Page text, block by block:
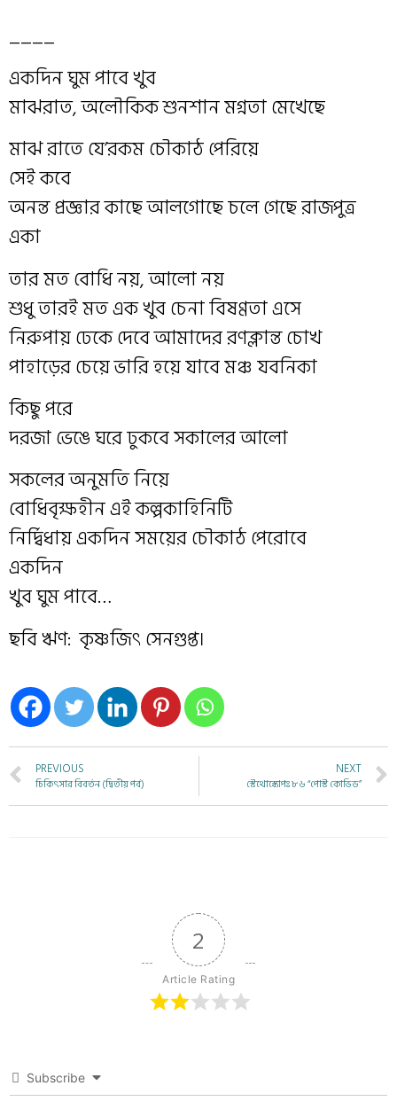
____
একদিন ঘুম পাবে খুব
মাঝরাত, অলৌকিক শুনশান মগ্নতা মেখেছে
মাঝ রাতে যে’রকম চৌকাঠ পেরিয়ে
সেই কবে
অনন্ত প্রজ্ঞার কাছে আলগোছে চলে গেছে রাজপুত্র
একা
তার মত বোধি নয়, আলো নয়
শুধু তারই মত এক খুব চেনা বিষণ্ণতা এসে
নিরুপায় ঢেকে দেবে আমাদের রণক্লান্ত চোখ
পাহাড়ের চেয়ে ভারি হয়ে যাবে মঞ্চ যবনিকা
কিছু পরে
দরজা ভেঙে ঘরে ঢুকবে সকালের আলো
সকলের অনুমতি নিয়ে
বোধিবৃক্ষহীন এই কল্পকাহিনিটি
নির্দ্বিধায় একদিন সময়ের চৌকাঠ পেরোবে
একদিন
খুব ঘুম পাবে…
ছবি ঋণ: কৃষ্ণজিৎ সেনগুপ্ত।
PREVIOUS
চিকিৎসার বিবর্তন (দ্বিতীয় পর্ব)
NEXT
স্টেথোস্কোপঃ ৮৬ “পোস্ট কোভিড”
2
Article Rating
Subscribe